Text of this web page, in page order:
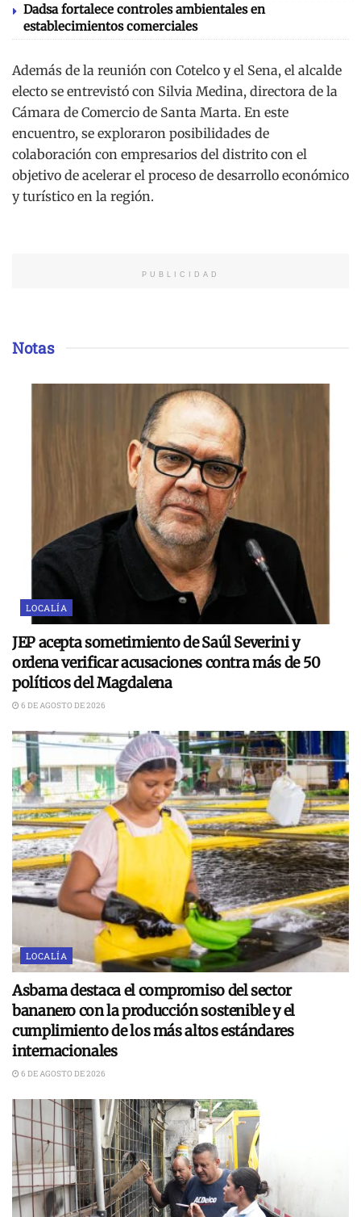
Dadsa fortalece controles ambientales en
establecimientos comerciales
Además de la reunión con Cotelco y el Sena, el alcalde
electo se entrevistó con Silvia Medina, directora de la
Cámara de Comercio de Santa Marta. En este
encuentro, se exploraron posibilidades de
colaboración con empresarios del distrito con el
objetivo de acelerar el proceso de desarrollo económico
y turístico en la región.
PUBLICIDAD
Notas
LOCALÍA
JEP acepta sometimiento de Saúl Severini y
ordena verificar acusaciones contra más de 50
políticos del Magdalena
6 DE AGOSTO DE 2026
LOCALÍA
Asbama destaca el compromiso del sector
bananero con la producción sostenible y el
cumplimiento de los más altos estándares
internacionales
6 DE AGOSTO DE 2026